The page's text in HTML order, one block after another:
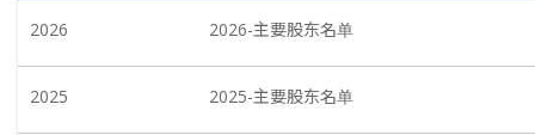
2026 2026-主要股东名单
2025 2025-主要股东名单